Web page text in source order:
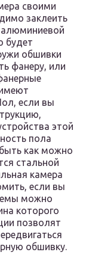
своими
заклеить
алюминиевой
будет
обшивки
фанеру, или
если вы
этой
пола
как можно
стальной
камера
если вы
можно
которого
позволят
обшивку.